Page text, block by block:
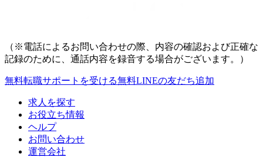
（※電話によるお問い合わせの際、内容の確認および正確な
記録のために、通話内容を録音する場合がございます。）
無料転職サポートを受ける無料LINEの友だち追加
求人を探す
お役立ち情報
ヘルプ
お問い合わせ
運営会社